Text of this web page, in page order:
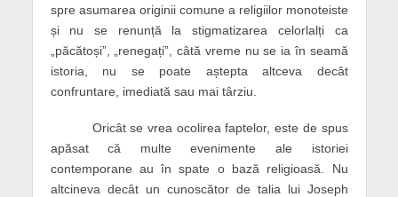
spre asumarea originii comune a religiilor monoteiste
și nu se renunță la stigmatizarea celorlalți ca
„păcătoși”, „renegați”, câtă vreme nu se ia în seamă
istoria, nu se poate aștepta altceva decât
confruntare, imediată sau mai târziu.
Oricât se vrea ocolirea faptelor, este de spus
apăsat că multe evenimente ale istoriei
contemporane au în spate o bază religioasă. Nu
altcineva decât un cunoscător de talia lui Joseph